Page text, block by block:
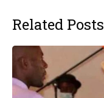
Related Posts